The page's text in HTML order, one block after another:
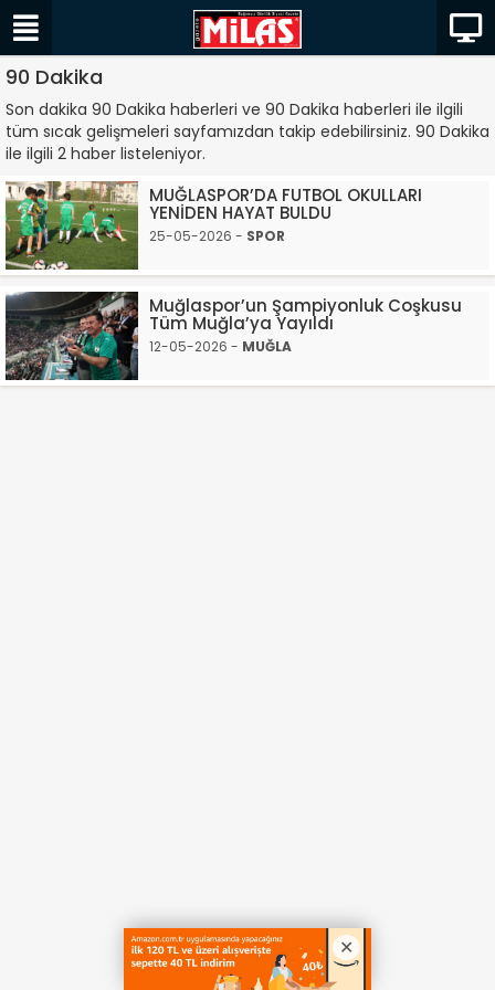
90 Dakika
Son dakika 90 Dakika haberleri ve 90 Dakika haberleri ile ilgili
tüm sıcak gelişmeleri sayfamızdan takip edebilirsiniz. 90 Dakika
ile ilgili 2 haber listeleniyor.
MUĞLASPOR’DA FUTBOL OKULLARI
YENİDEN HAYAT BULDU
25-05-2026 - SPOR
Muğlaspor’un Şampiyonluk Coşkusu
Tüm Muğla’ya Yayıldı
12-05-2026 - MUĞLA